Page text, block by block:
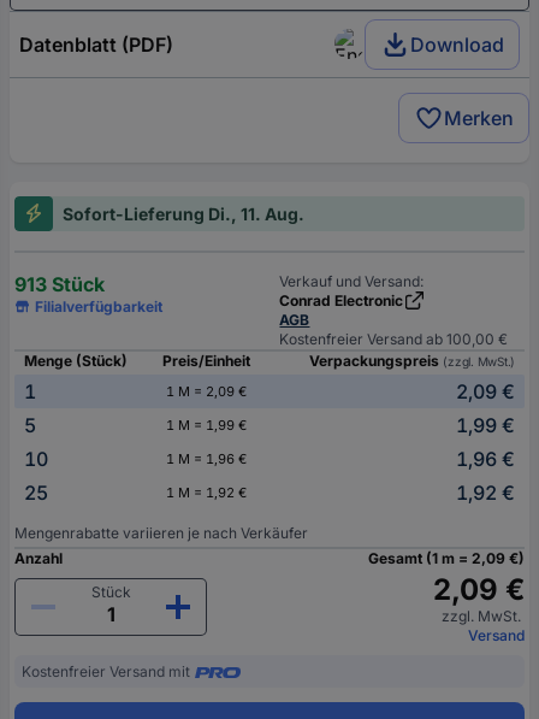
Datenblatt (PDF) Download
Merken
Sofort-Lieferung Di., 11. Aug.
913 Stück
Filialverfügbarkeit
Verkauf und Versand:
Conrad Electronic
AGB
Kostenfreier Versand ab 100,00 €
Menge (Stück)
Preis/Einheit Verpackungspreis (zzgl. MwSt.)
1 1 M = 2,09 €
2,09 €
5
1 M = 1,99 €
1,99 €
10
1 M = 1,96 €
1,96 €
25
1 M = 1,92 € 1,92 €
Mengenrabatte variieren je nach Verkäufer
Anzahl
Stück
Gesamt (1 m = 2,09 €)
2,09 €
zzgl. MwSt.
Versand
Kostenfreier Versand mit